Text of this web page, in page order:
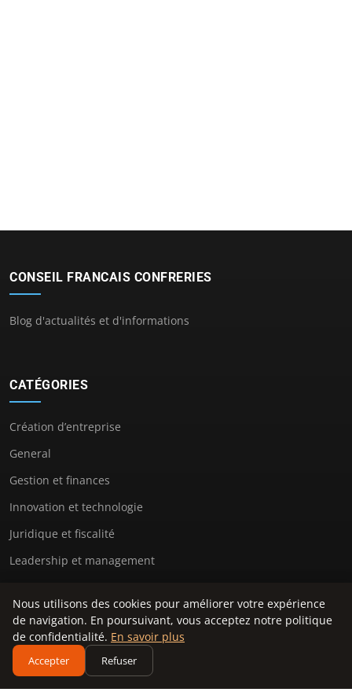
CONSEIL FRANCAIS CONFRERIES
Blog d'actualités et d'informations
CATÉGORIES
Création d’entreprise
General
Gestion et finances
Innovation et technologie
Juridique et fiscalité
Leadership et management
Stratégie et développement
Vie d’entrepreneur
Nous utilisons des cookies pour améliorer votre expérience
de navigation. En poursuivant, vous acceptez notre politique
de confidentialité. En savoir plus
Accepter Refuser